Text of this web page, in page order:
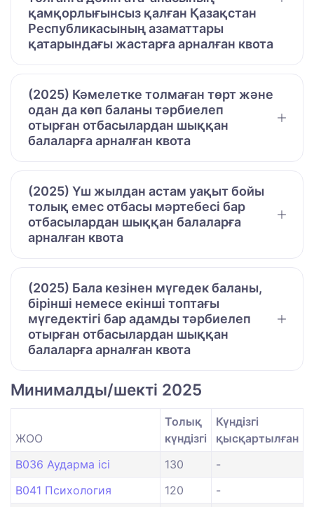
қамқорлығынсыз қалған Қазақстан
Республикасының азаматтары
қатарындағы жастарға арналған квота
(2025) Кәмелетке толмаған төрт және
одан да көп баланы тәрбиелеп
отырған отбасылардан шыққан
балаларға арналған квота
(2025) Үш жылдан астам уақыт бойы
толық емес отбасы мәртебесі бар
отбасылардан шыққан балаларға
арналған квота
(2025) Бала кезінен мүгедек баланы,
бірінші немесе екінші топтағы
мүгедектігі бар адамды тәрбиелеп
отырған отбасылардан шыққан
балаларға арналған квота
Минималды/шекті 2025
ЖОО
Толық
күндізгі
Күндізгі
қысқартылған
B036 Аударма ісі
130
-
B041 Психология
120
-